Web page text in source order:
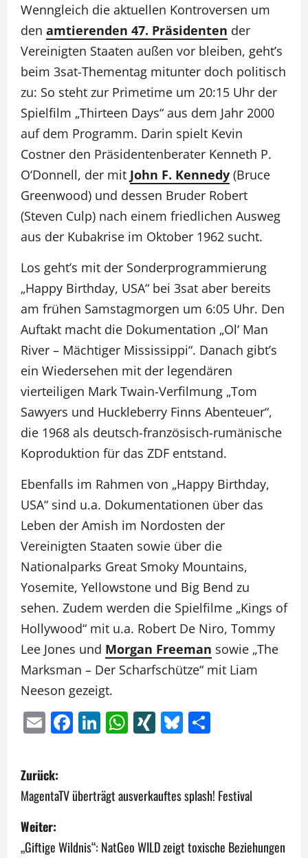
Wenngleich die aktuellen Kontroversen um
den amtierenden 47. Präsidenten der
Vereinigten Staaten außen vor bleiben, geht’s
beim 3sat-Thementag mitunter doch politisch
zu: So steht zur Primetime um 20:15 Uhr der
Spielfilm „Thirteen Days“ aus dem Jahr 2000
auf dem Programm. Darin spielt Kevin
Costner den Präsidentenberater Kenneth P.
O‘Donnell, der mit John F. Kennedy (Bruce
Greenwood) und dessen Bruder Robert
(Steven Culp) nach einem friedlichen Ausweg
aus der Kubakrise im Oktober 1962 sucht.
Los geht’s mit der Sonderprogrammierung
„Happy Birthday, USA“ bei 3sat aber bereits
am frühen Samstagmorgen um 6:05 Uhr. Den
Auftakt macht die Dokumentation „Ol‘ Man
River – Mächtiger Mississippi“. Danach gibt’s
ein Wiedersehen mit der legendären
vierteiligen Mark Twain-Verfilmung „Tom
Sawyers und Huckleberry Finns Abenteuer“,
die 1968 als deutsch-französisch-rumänische
Koproduktion für das ZDF entstand.
Ebenfalls im Rahmen von „Happy Birthday,
USA“ sind u.a. Dokumentationen über das
Leben der Amish im Nordosten der
Vereinigten Staaten sowie über die
Nationalparks Great Smoky Mountains,
Yosemite, Yellowstone und Big Bend zu
sehen. Zudem werden die Spielfilme „Kings of
Hollywood“ mit u.a. Robert De Niro, Tommy
Lee Jones und Morgan Freeman sowie „The
Marksman – Der Scharfschütze“ mit Liam
Neeson gezeigt.
EmailFacebook
LinkedIn
WhatsApp
XINGBluesky
B
e
i
Zurück:
MagentaTV überträgt ausverkauftes splash! Festival
Weiter:
„Giftige Wildnis“: NatGeo WILD zeigt toxische Beziehungen